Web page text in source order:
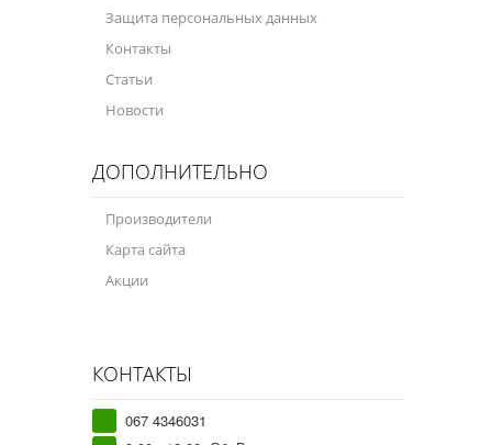
Защита персональных данных
Контакты
Статьи
Новости
ДОПОЛНИТЕЛЬНО
Производители
Карта сайта
Акции
КОНТАКТЫ
067 4346031